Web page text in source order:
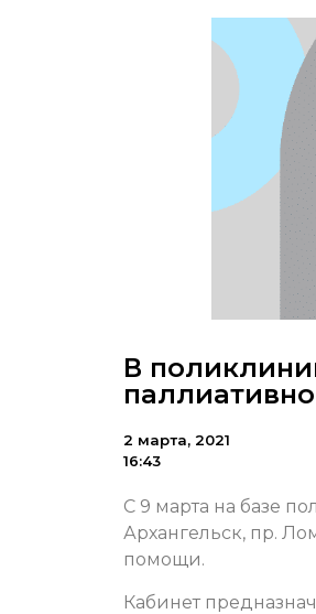
В
2 марта, 2021
16:43
С 9 марта на базе
Архангельск, пр.
помощи.
Кабинет